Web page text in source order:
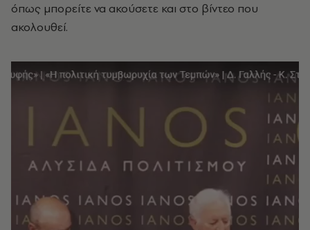
όπως μπορείτε να ακούσετε και στο βίντεο που
ακολουθεί.